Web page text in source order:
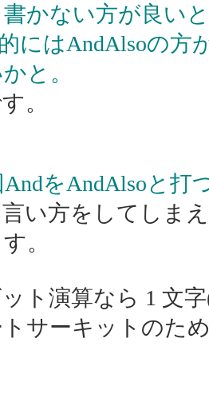
かない方が良い
にはAndAlsoの方
と。
。
AndをAndAlsoと打
い方をしてしま
。
ト演算なら 1 文
サーキットのた